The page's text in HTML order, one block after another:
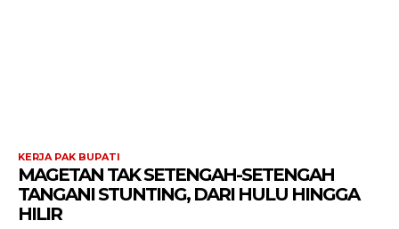
KERJA PAK BUPATI
MAGETAN TAK SETENGAH-SETENGAH
TANGANI STUNTING, DARI HULU HINGGA
HILIR